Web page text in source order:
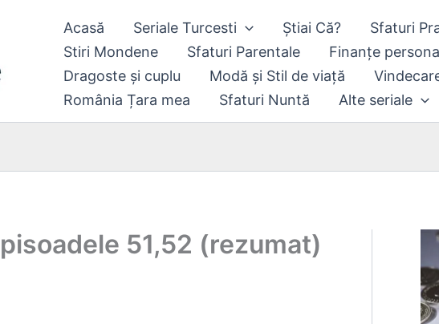
Acasă Seriale Turcesti Știai Că? Sfaturi
Stiri Mondene
Sfaturi Parentale Finanțe
Dragoste și cuplu
Modă și Stil de viață
România Țara mea
Sfaturi Nuntă Alte seriale
51,52 (rezumat)